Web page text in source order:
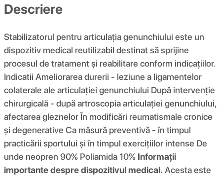
Descriere
Stabilizatorul pentru articulația genunchiului este un
dispozitiv medical reutilizabil destinat să sprijine
procesul de tratament și reabilitare conform indicațiilor.
Indicatii Ameliorarea durerii - leziune a ligamentelor
colaterale ale articulației genunchiului După intervenție
chirurgicală - după artroscopia articulației genunchiului,
afectarea gleznelor În modificări reumatismale cronice
și degenerative Ca măsură preventivă - în timpul
practicării sportului și în timpul exercițiilor intense De
unde neopren 90% Poliamida 10% Informații
importante despre dispozitivul medical. Acesta este